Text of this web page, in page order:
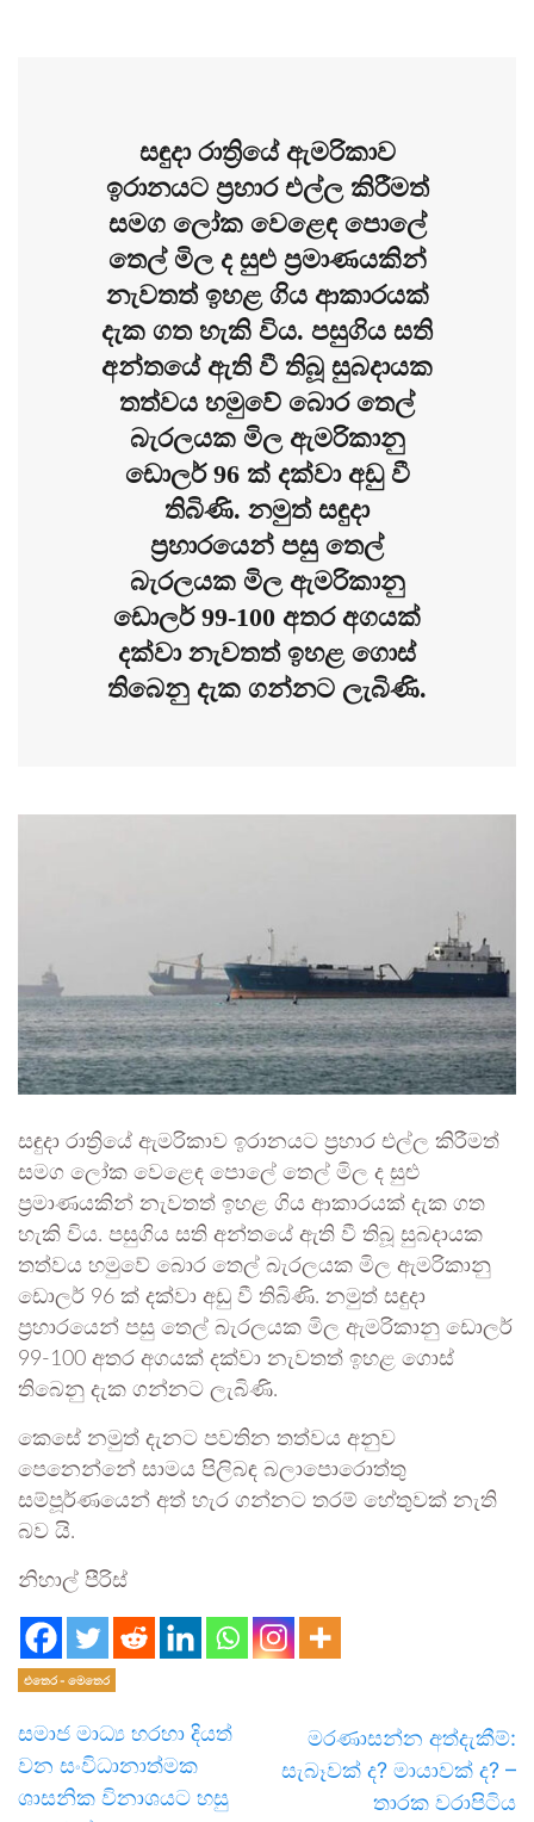
සඳුදා රාත්‍රියේ ඇමරිකාව
ඉරානයට ප්‍රහාර එල්ල කිරීමත්
සමග ලෝක වෙළෙඳ පොලේ
තෙල් මිල ද සුළු ප්‍රමාණයකින්
නැවතත් ඉහළ ගිය ආකාරයක්
දැක ගත හැකි විය. පසුගිය සති
අන්තයේ ඇති වී තිබූ සුබදායක
තත්වය හමුවේ බොර තෙල්
බැරලයක මිල ඇමරිකානු
ඩොලර් 96 ක් දක්වා අඩු වී
තිබිණි. නමුත් සඳුදා
ප්‍රහාරයෙන් පසු තෙල්
බැරලයක මිල ඇමරිකානු
ඩොලර් 99-100 අතර අගයක්
දක්වා නැවතත් ඉහළ ගොස්
තිබෙනු දැක ගන්නට ලැබිණි.
සඳුදා රාත්‍රියේ ඇමරිකාව ඉරානයට ප්‍රහාර එල්ල කිරීමත්
සමග ලෝක වෙළෙඳ පොලේ තෙල් මිල ද සුළු
ප්‍රමාණයකින් නැවතත් ඉහළ ගිය ආකාරයක් දැක ගත
හැකි විය. පසුගිය සති අන්තයේ ඇති වී තිබූ සුබදායක
තත්වය හමුවේ බොර තෙල් බැරලයක මිල ඇමරිකානු
ඩොලර් 96 ක් දක්වා අඩු වී තිබිණි. නමුත් සඳුදා
ප්‍රහාරයෙන් පසු තෙල් බැරලයක මිල ඇමරිකානු ඩොලර්
99-100 අතර අගයක් දක්වා නැවතත් ඉහළ ගොස්
තිබෙනු දැක ගන්නට ලැබිණි.
කෙසේ නමුත් දැනට පවතින තත්වය අනුව
පෙනෙන්නේ සාමය පිලිබඳ බලාපොරොත්තු
සම්පූර්ණයෙන් අත් හැර ගන්නට තරම් හේතුවක් නැති
බව යි.
නිහාල් පීරිස්
එතෙර - මෙතෙර
සමාජ මාධ්‍ය හරහා දියත්
වන සංවිධානාත්මක
ශාසනික විනාශයට හසු
මරණාසන්න අත්දැකීම්:
සැබෑවක් ද? මායාවක් ද? –
තාරක වරාපිටිය